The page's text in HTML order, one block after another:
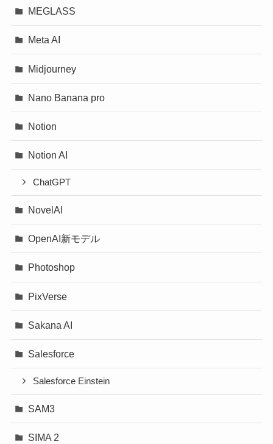
MEGLASS
Meta AI
Midjourney
Nano Banana pro
Notion
Notion AI
ChatGPT
NovelAI
OpenAI新モデル
Photoshop
PixVerse
Sakana AI
Salesforce
Salesforce Einstein
SAM3
SIMA 2